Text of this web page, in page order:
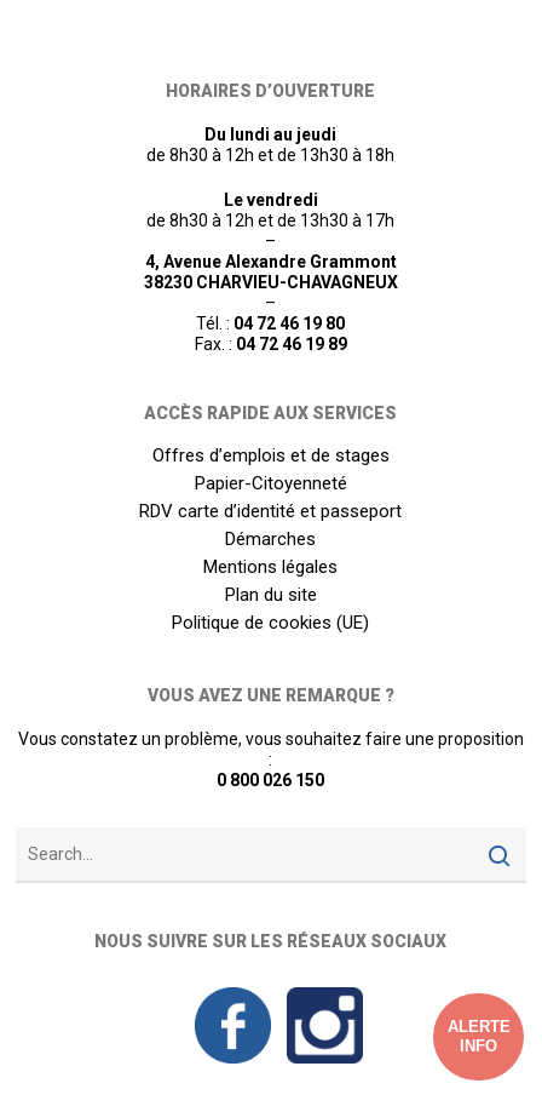
HORAIRES D’OUVERTURE
Du lundi au jeudi
de 8h30 à 12h et de 13h30 à 18h
Le vendredi
de 8h30 à 12h et de 13h30 à 17h
–
4, Avenue Alexandre Grammont
38230 CHARVIEU-CHAVAGNEUX
–
Tél. : 04 72 46 19 80
Fax. : 04 72 46 19 89
ACCÈS RAPIDE AUX SERVICES
Offres d’emplois et de stages
Papier-Citoyenneté
RDV carte d’identité et passeport
Démarches
Mentions légales
Plan du site
Politique de cookies (UE)
VOUS AVEZ UNE REMARQUE ?
Vous constatez un problème, vous souhaitez faire une proposition
:
0 800 026 150
NOUS SUIVRE SUR LES RÉSEAUX SOCIAUX
ALERTE
INFO